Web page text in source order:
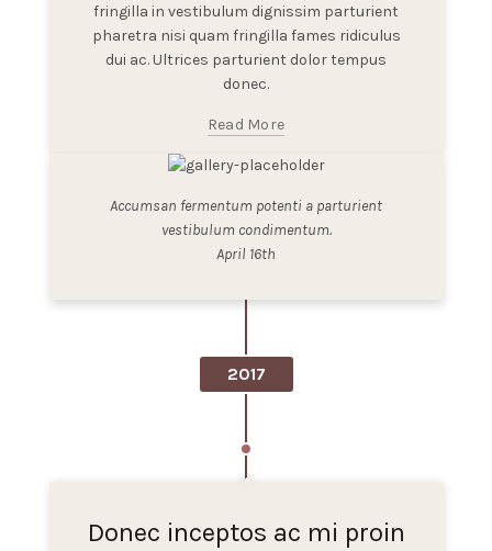
fringilla in vestibulum dignissim parturient
pharetra nisi quam fringilla fames ridiculus
dui ac. Ultrices parturient dolor tempus
donec.
Read More
Accumsan fermentum potenti a parturient
vestibulum condimentum.
April 16th
2017
Donec inceptos ac mi proin